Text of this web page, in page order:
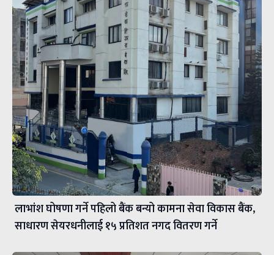
लाभांश घोषणा गर्ने पहिलो बैंक बन्यो कामना सेवा विकास बैंक,
साधारण सेयरधनीलाई १५ प्रतिशत नगद वितरण गर्ने